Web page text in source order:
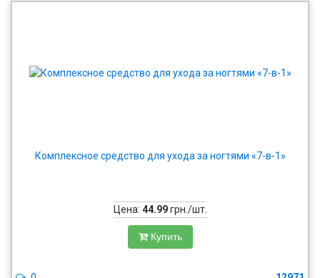
Комплексное средство для ухода за ногтями «7-в-1»
Цена: 44.99грн./шт.
Купить